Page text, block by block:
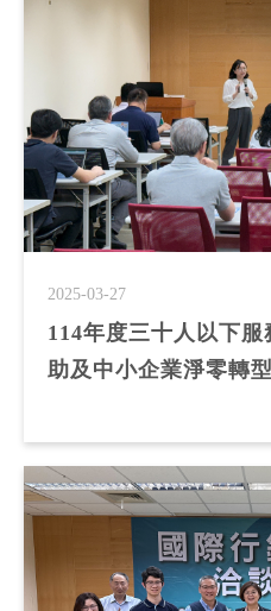
2025-03-27
114年度三十人以下
助及中小企業淨零轉